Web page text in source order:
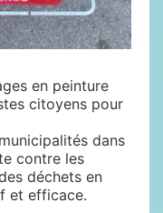
en peinture
citoyens pour
dans
contre les
déchets en
et efficace.